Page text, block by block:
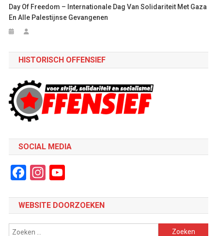
Day Of Freedom – Internationale Dag Van Solidariteit Met Gaza
En Alle Palestijnse Gevangenen
HISTORISCH OFFENSIEF
SOCIAL MEDIA
Facebook
Instagram
YouTube
WEBSITE DOORZOEKEN
Zoeken